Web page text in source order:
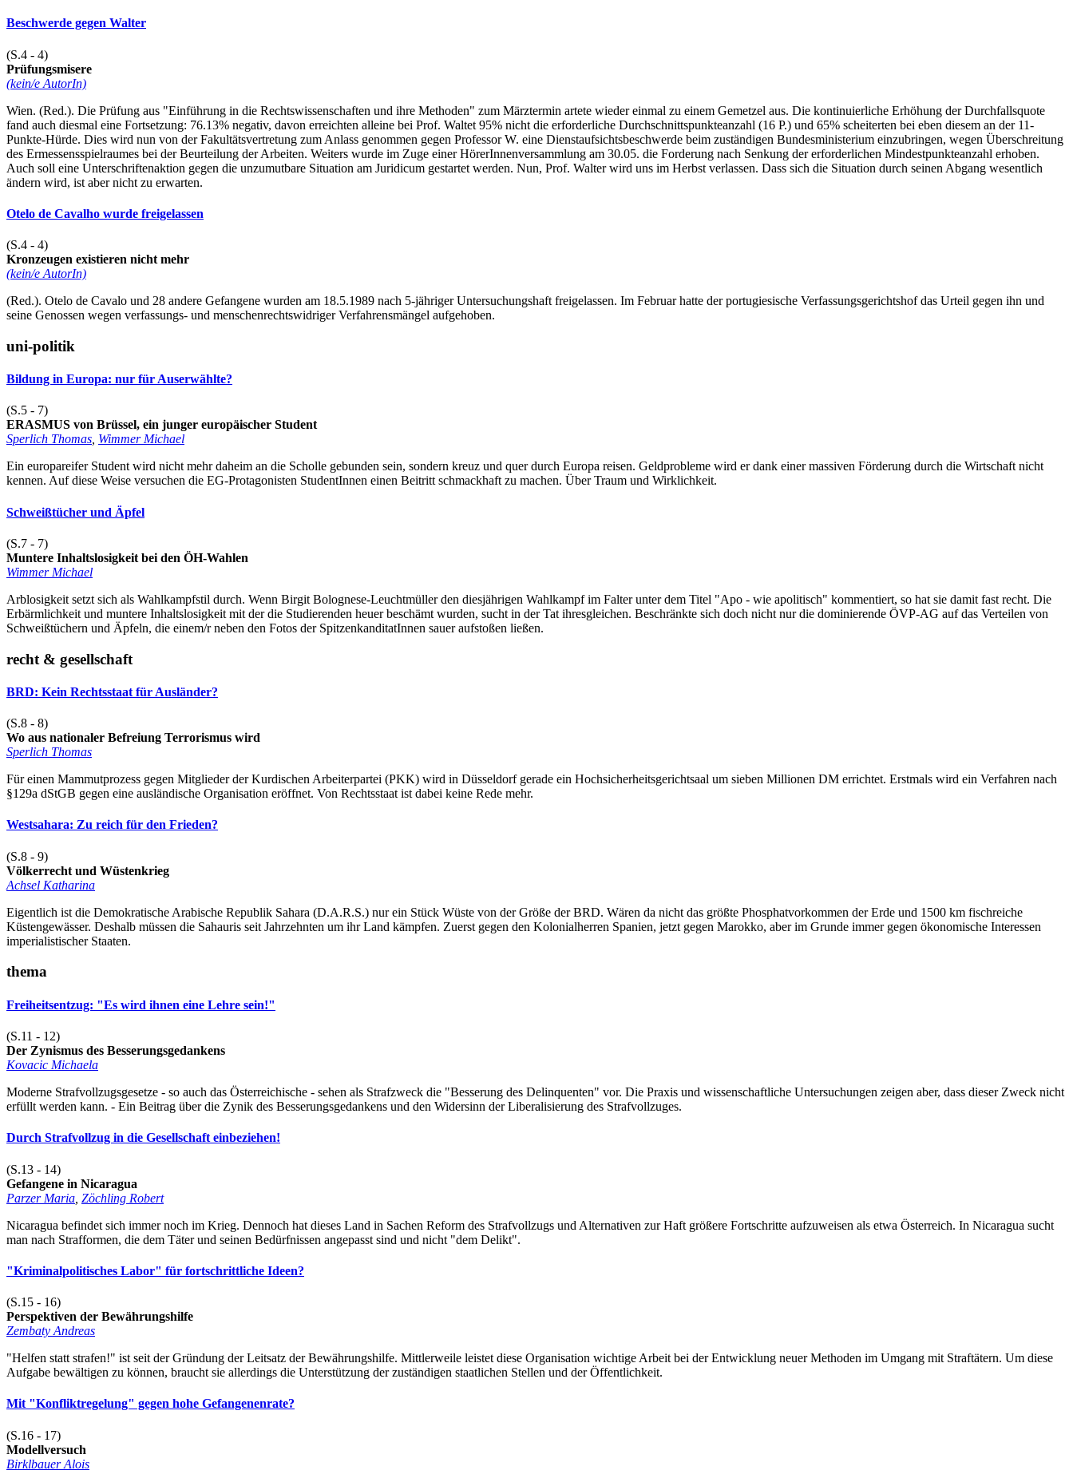
Beschwerde gegen Walter
(S.4 - 4)
Prüfungsmisere
(kein/e AutorIn)
Wien. (Red.). Die Prüfung aus "Einführung in die Rechtswissenschaften und ihre Methoden" zum Märztermin artete wieder einmal zu einem Gemetzel aus. Die kontinuierliche Erhöhung der Durchfallsquote
fand auch diesmal eine Fortsetzung: 76.13% negativ, davon erreichten alleine bei Prof. Waltet 95% nicht die erforderliche Durchschnittspunkteanzahl (16 P.) und 65% scheiterten bei eben diesem an der 11-
Punkte-Hürde. Dies wird nun von der Fakultätsvertretung zum Anlass genommen gegen Professor W. eine Dienstaufsichtsbeschwerde beim zuständigen Bundesministerium einzubringen, wegen Überschreitung
des Ermessensspielraumes bei der Beurteilung der Arbeiten. Weiters wurde im Zuge einer HörerInnenversammlung am 30.05. die Forderung nach Senkung der erforderlichen Mindestpunkteanzahl erhoben.
Auch soll eine Unterschriftenaktion gegen die unzumutbare Situation am Juridicum gestartet werden. Nun, Prof. Walter wird uns im Herbst verlassen. Dass sich die Situation durch seinen Abgang wesentlich
ändern wird, ist aber nicht zu erwarten.
Otelo de Cavalho wurde freigelassen
(S.4 - 4)
Kronzeugen existieren nicht mehr
(kein/e AutorIn)
(Red.). Otelo de Cavalo und 28 andere Gefangene wurden am 18.5.1989 nach 5-jähriger Untersuchungshaft freigelassen. Im Februar hatte der portugiesische Verfassungsgerichtshof das Urteil gegen ihn und
seine Genossen wegen verfassungs- und menschenrechtswidriger Verfahrensmängel aufgehoben.
uni-politik
Bildung in Europa: nur für Auserwählte?
(S.5 - 7)
ERASMUS von Brüssel, ein junger europäischer Student
Sperlich Thomas, Wimmer Michael
Ein europareifer Student wird nicht mehr daheim an die Scholle gebunden sein, sondern kreuz und quer durch Europa reisen. Geldprobleme wird er dank einer massiven Förderung durch die Wirtschaft nicht
kennen. Auf diese Weise versuchen die EG-Protagonisten StudentInnen einen Beitritt schmackhaft zu machen. Über Traum und Wirklichkeit.
Schweißtücher und Äpfel
(S.7 - 7)
Muntere Inhaltslosigkeit bei den ÖH-Wahlen
Wimmer Michael
Arblosigkeit setzt sich als Wahlkampfstil durch. Wenn Birgit Bolognese-Leuchtmüller den diesjährigen Wahlkampf im Falter unter dem Titel "Apo - wie apolitisch" kommentiert, so hat sie damit fast recht. Die
Erbärmlichkeit und muntere Inhaltslosigkeit mit der die Studierenden heuer beschämt wurden, sucht in der Tat ihresgleichen. Beschränkte sich doch nicht nur die dominierende ÖVP-AG auf das Verteilen von
Schweißtüchern und Äpfeln, die einem/r neben den Fotos der SpitzenkanditatInnen sauer aufstoßen ließen.
recht & gesellschaft
BRD: Kein Rechtsstaat für Ausländer?
(S.8 - 8)
Wo aus nationaler Befreiung Terrorismus wird
Sperlich Thomas
Für einen Mammutprozess gegen Mitglieder der Kurdischen Arbeiterpartei (PKK) wird in Düsseldorf gerade ein Hochsicherheitsgerichtsaal um sieben Millionen DM errichtet. Erstmals wird ein Verfahren nach
§129a dStGB gegen eine ausländische Organisation eröffnet. Von Rechtsstaat ist dabei keine Rede mehr.
Westsahara: Zu reich für den Frieden?
(S.8 - 9)
Völkerrecht und Wüstenkrieg
Achsel Katharina
Eigentlich ist die Demokratische Arabische Republik Sahara (D.A.R.S.) nur ein Stück Wüste von der Größe der BRD. Wären da nicht das größte Phosphatvorkommen der Erde und 1500 km fischreiche
Küstengewässer. Deshalb müssen die Sahauris seit Jahrzehnten um ihr Land kämpfen. Zuerst gegen den Kolonialherren Spanien, jetzt gegen Marokko, aber im Grunde immer gegen ökonomische Interessen
imperialistischer Staaten.
thema
Freiheitsentzug: "Es wird ihnen eine Lehre sein!"
(S.11 - 12)
Der Zynismus des Besserungsgedankens
Kovacic Michaela
Moderne Strafvollzugsgesetze - so auch das Österreichische - sehen als Strafzweck die "Besserung des Delinquenten" vor. Die Praxis und wissenschaftliche Untersuchungen zeigen aber, dass dieser Zweck nicht
erfüllt werden kann. - Ein Beitrag über die Zynik des Besserungsgedankens und den Widersinn der Liberalisierung des Strafvollzuges.
Durch Strafvollzug in die Gesellschaft einbeziehen!
(S.13 - 14)
Gefangene in Nicaragua
Parzer Maria Zöchling Robert
Nicaragua befindet sich immer noch im Krieg. Dennoch hat dieses Land in Sachen Reform des Strafvollzugs und Alternativen zur Haft größere Fortschritte aufzuweisen als etwa Österreich. In Nicaragua sucht
man nach Strafformen, die dem Täter und seinen Bedürfnissen angepasst sind und nicht "dem Delikt".
"Kriminalpolitisches Labor" für fortschrittliche Ideen?
(S.15 - 16)
Perspektiven der Bewährungshilfe
Zembaty Andreas
"Helfen statt strafen!" ist seit der Gründung der Leitsatz der Bewährungshilfe. Mittlerweile leistet diese Organisation wichtige Arbeit bei der Entwicklung neuer Methoden im Umgang mit Straftätern. Um diese
Aufgabe bewältigen zu können, braucht sie allerdings die Unterstützung der zuständigen staatlichen Stellen und der Öffentlichkeit.
Mit "Konfliktregelung" gegen hohe Gefangenenrate?
(S.16 - 17)
Modellversuch
Birklbauer Alois